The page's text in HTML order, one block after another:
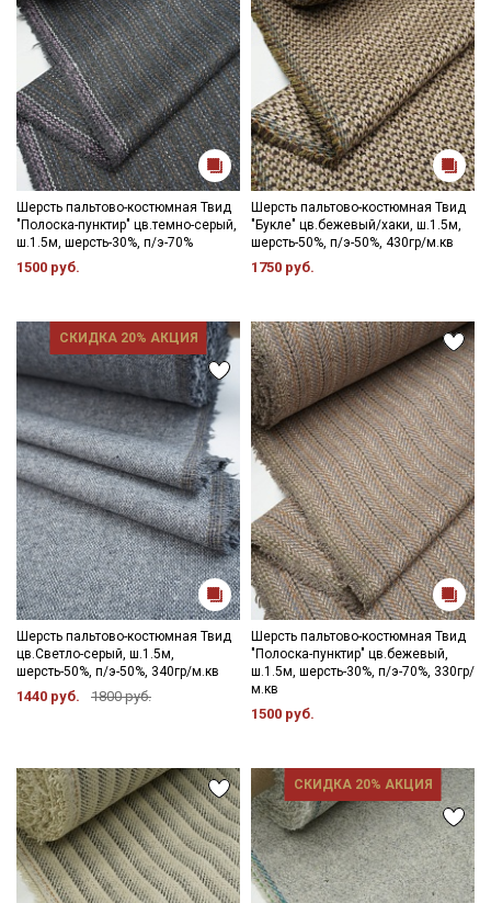
Шерсть пальтово-костюмная Твид
"Полоска-пунктир" цв.темно-серый,
ш.1.5м, шерсть-30%, п/э-70%
1500 руб.
Шерсть пальтово-костюмная Твид
"Букле" цв.бежевый/хаки, ш.1.5м,
шерсть-50%, п/э-50%, 430гр/м.кв
1750 руб.
СКИДКА 20% АКЦИЯ
Шерсть пальтово-костюмная Твид
цв.Светло-серый, ш.1.5м,
шерсть-50%, п/э-50%, 340гр/м.кв
1440 руб. 1800 руб.
Шерсть пальтово-костюмная Твид
"Полоска-пунктир" цв.бежевый,
ш.1.5м, шерсть-30%, п/э-70%, 330гр/
м.кв
1500 руб.
СКИДКА 20% АКЦИЯ